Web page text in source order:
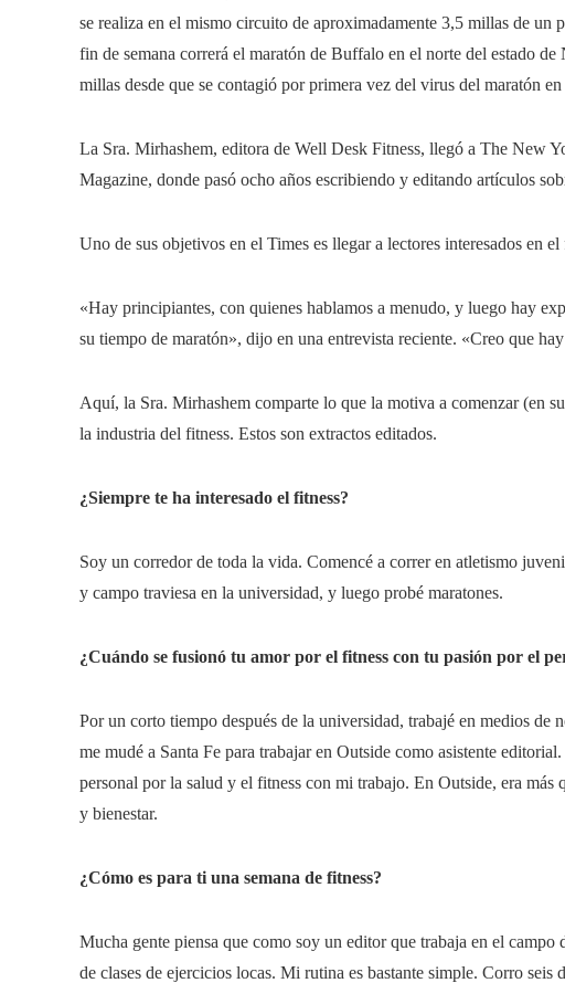
se realiza en el mismo circuito de aproximadamente 3,5 millas de un
fin de semana correrá el maratón de Buffalo en el norte del estado
millas desde que se contagió por primera vez del virus del maratón
La Sra. Mirhashem, editora de Well Desk Fitness, llegó a The New
Magazine, donde pasó ocho años escribiendo y editando artículos
Uno de sus objetivos en el Times es llegar a lectores interesados ​​en
«Hay principiantes, con quienes hablamos a menudo, y luego hay
su tiempo de maratón», dijo en una entrevista reciente. «Creo que
Aquí, la Sra. Mirhashem comparte lo que la motiva a comenzar (en
la industria del fitness. Estos son extractos editados.
¿Siempre te ha interesado el fitness?
Soy un corredor de toda la vida. Comencé a correr en atletismo
y campo traviesa en la universidad, y luego probé maratones.
¿Cuándo se fusionó tu amor por el fitness con tu pasión por el
Por un corto tiempo después de la universidad, trabajé en medios
me mudé a Santa Fe para trabajar en Outside como asistente
personal por la salud y el fitness con mi trabajo. En Outside, era más
y bienestar.
¿Cómo es para ti una semana de fitness?
Mucha gente piensa que como soy un editor que trabaja en el
de clases de ejercicios locas. Mi rutina es bastante simple. Corro